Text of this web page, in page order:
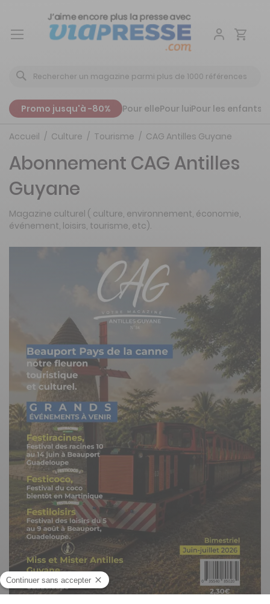
Aller
Promo jusqu'à -80% Pour ellePour luiPour les enfants
Accueil Culture Tourisme CAG Antilles Guyane
Abonnement CAG Antilles
Guyane
Magazine culturel ( culture, environnement, économie,
événement, loisirs, tourisme, etc).